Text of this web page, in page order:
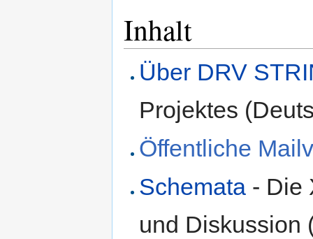
Inhalt
Über DRV
Projektes
Öffentliche
Schemata - Die
und Diskussion